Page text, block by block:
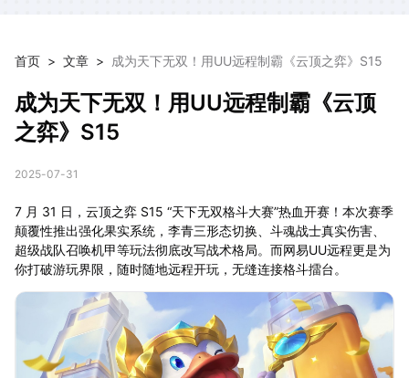
首页 > 文章 > 成为天下无双！用UU远程制霸《云顶之弈》S15
成为天下无双！用UU远程制霸《云顶
之弈》S15
2025-07-31
7 月 31 日，云顶之弈 S15 “天下无双格斗大赛”热血开赛！本次赛季
颠覆性推出强化果实系统，李青三形态切换、斗魂战士真实伤害、
超级战队召唤机甲等玩法彻底改写战术格局。而网易UU远程更是为
你打破游玩界限，随时随地远程开玩，无缝连接格斗擂台。